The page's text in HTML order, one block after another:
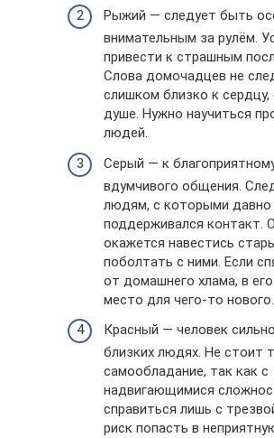
Рыжий — следует быть
внимательным за рулём.
привести к страшным
Слова домочадцев не
слишком близко к сердцу,
душе. Нужно научиться
людей.
Серый — к
вдумчивого общения.
людям, с которыми давно
поддерживался контакт.
окажется навестись
поболтать с ними. Если
от домашнего хлама, в
место для чего-то нового.
Красный — человек
близких людях. Не стоит
самообладание, так как с
надвигающимися
справиться лишь с
риск попасть в